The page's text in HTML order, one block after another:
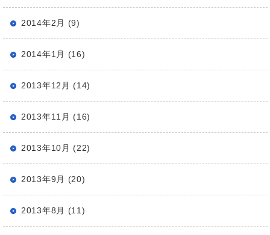
2014年2月 (9)
2014年1月 (16)
2013年12月 (14)
2013年11月 (16)
2013年10月 (22)
2013年9月 (20)
2013年8月 (11)